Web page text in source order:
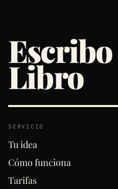
Escribo
Libro
SERVICIO
Tu idea
Cómo funciona
Tarifas